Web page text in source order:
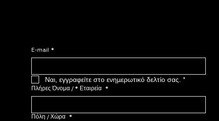
E-mail *
Ναι, εγγραφείτε στο ενημερωτικό δελτίο σας. *
Πλήρες Όνομα / * Εταιρεία *
Πόλη / Χώρα *